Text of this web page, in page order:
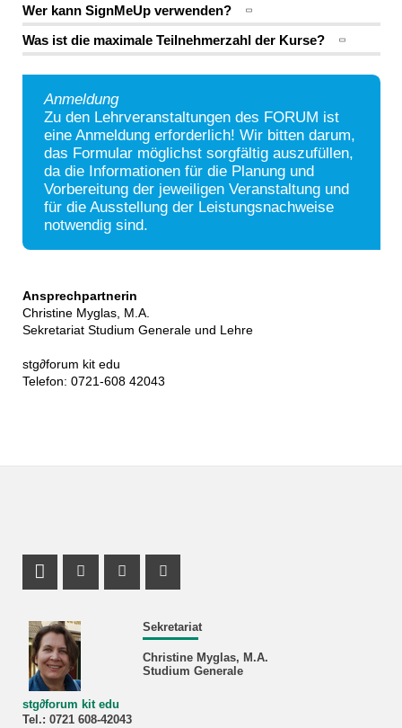
Wer kann SignMeUp verwenden?
Was ist die maximale Teilnehmerzahl der Kurse?
Anmeldung
Zu den Lehrveranstaltungen des FORUM ist
eine Anmeldung erforderlich! Wir bitten darum,
das Formular möglichst sorgfältig auszufüllen,
da die Informationen für die Planung und
Vorbereitung der jeweiligen Veranstaltung und
für die Ausstellung der Leistungsnachweise
notwendig sind.
Ansprechpartnerin
Christine Myglas, M.A.
Sekretariat Studium Generale und Lehre
stg∂forum kit edu
Telefon: 0721-608 42043
Sekretariat
Christine Myglas, M.A.
Studium Generale
stg∂forum kit edu
Tel.: 0721 608‐42043
Profil Mastodon
Instagram Profil
Facebook Profil
Youtube Profil